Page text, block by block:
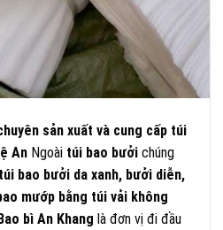
sản xuất và cung cấp túi
An Ngoài túi bao bưởi chúng
bao bưởi da xanh, bưởi diễn,
mướp bằng túi vải không
Bao bì An Khang là đơn vị đi đầu